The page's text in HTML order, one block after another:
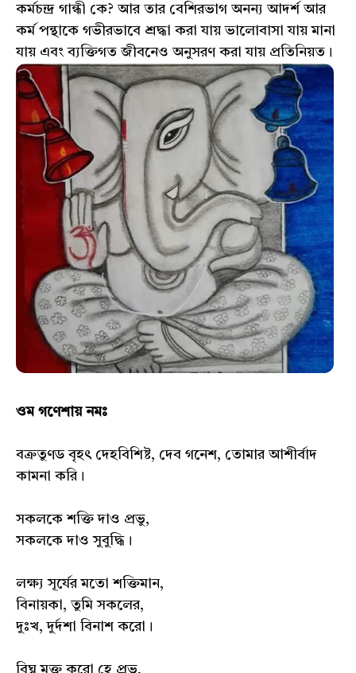
কর্মচন্দ্র গান্ধী কে? আর তার বেশিরভাগ অনন্য আদর্শ আর
কর্ম পন্থাকে গভীরভাবে শ্রদ্ধা করা যায় ভালোবাসা যায় মানা
যায় এবং ব্যক্তিগত জীবনেও অনুসরণ করা যায় প্রতিনিয়ত।
ওম গণেশায় নমঃ
বক্রতুণড বৃহৎ দেহবিশিষ্ট, দেব গনেশ, তোমার আশীর্বাদ
কামনা করি।
সকলকে শক্তি দাও প্রভু,
সকলকে দাও সুবুদ্ধি।
লক্ষ্য সূর্যের মতো শক্তিমান,
বিনায়কা, তুমি সকলের,
দুঃখ, দুর্দশা বিনাশ করো।
বিঘ্ন মুক্ত করো হে প্রভু,